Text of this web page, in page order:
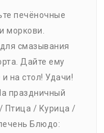
печёночные
моркови.
смазывания
Дайте ему
на стол! Удачи!
праздничный
Птица / Курица /
Блюдо: